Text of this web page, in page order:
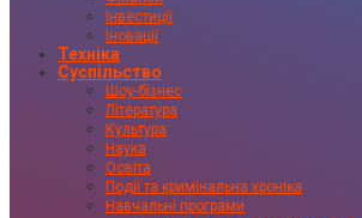
Інвестиції
Іновації
Техніка
Суспільство
Шоу-бізнес
Література
Культура
Наука
Освіта
Події та кримінальна хроніка
Навчальні програми